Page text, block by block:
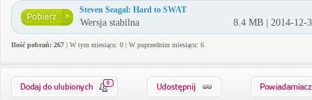
Steven Seagal: Hard to SWAT
Wersja stabilna 8.4 MB | 2014-12-
Ilość pobrań: 267 | W tym miesiącu: 0 | W poprzednim miesiącu: 6
0